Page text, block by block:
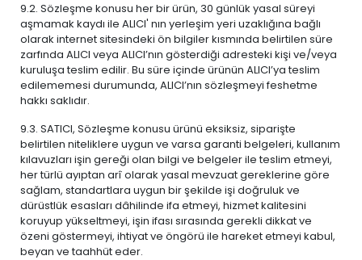
9.2. Sözleşme konusu her bir ürün, 30 günlük yasal süreyi
aşmamak kaydı ile ALICI' nın yerleşim yeri uzaklığına bağlı
olarak internet sitesindeki ön bilgiler kısmında belirtilen süre
zarfında ALICI veya ALICI’nın gösterdiği adresteki kişi ve/veya
kuruluşa teslim edilir. Bu süre içinde ürünün ALICI’ya teslim
edilememesi durumunda, ALICI’nın sözleşmeyi feshetme
hakkı saklıdır.
9.3. SATICI, Sözleşme konusu ürünü eksiksiz, siparişte
belirtilen niteliklere uygun ve varsa garanti belgeleri, kullanım
kılavuzları işin gereği olan bilgi ve belgeler ile teslim etmeyi,
her türlü ayıptan arî olarak yasal mevzuat gereklerine göre
sağlam, standartlara uygun bir şekilde işi doğruluk ve
dürüstlük esasları dâhilinde ifa etmeyi, hizmet kalitesini
koruyup yükseltmeyi, işin ifası sırasında gerekli dikkat ve
özeni göstermeyi, ihtiyat ve öngörü ile hareket etmeyi kabul,
beyan ve taahhüt eder.